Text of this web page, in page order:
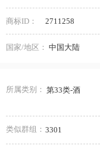
商标ID： 2711258
国家/地区： 中国大陆
所属类别： 第33类-酒
类似群组： 3301